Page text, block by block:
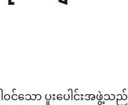
ဝင်သော ပူးပေါင်းအဖွဲ့